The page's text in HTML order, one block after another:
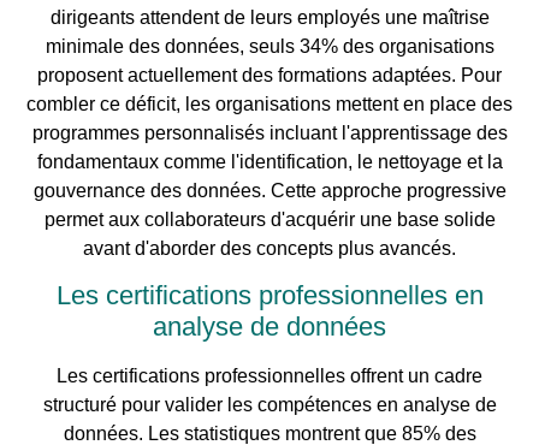
dirigeants attendent de leurs employés une maîtrise
minimale des données, seuls 34% des organisations
proposent actuellement des formations adaptées. Pour
combler ce déficit, les organisations mettent en place des
programmes personnalisés incluant l'apprentissage des
fondamentaux comme l'identification, le nettoyage et la
gouvernance des données. Cette approche progressive
permet aux collaborateurs d'acquérir une base solide
avant d'aborder des concepts plus avancés.
Les certifications professionnelles en
analyse de données
Les certifications professionnelles offrent un cadre
structuré pour valider les compétences en analyse de
données. Les statistiques montrent que 85% des